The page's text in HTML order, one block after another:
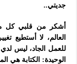
جديتي..
أشكر من قلبي كل
العالم، لا أستطيع
للعمل الجاد، ليس لدي
الوحيدة: الكتابة هي